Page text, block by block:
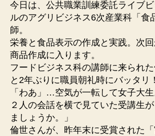
今日は、公共職業訓練委託ライブ
ルのアグリビジネス6次産業科「食
師。
栄養と食品表示の作成と実践。次
商品作成に入ります。
フードビジネス科の講師に来られ
と2年ぶりに職員朝礼時にバッタリ
「わあ」…空気が一転して女子大
２人の会話を横で見ていた受講生
ましょうか。」
倫世さんが、昨年末に受賞された